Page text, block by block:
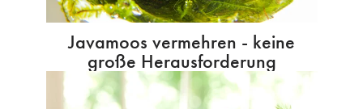
Javamoos vermehren - keine
große Herausforderung